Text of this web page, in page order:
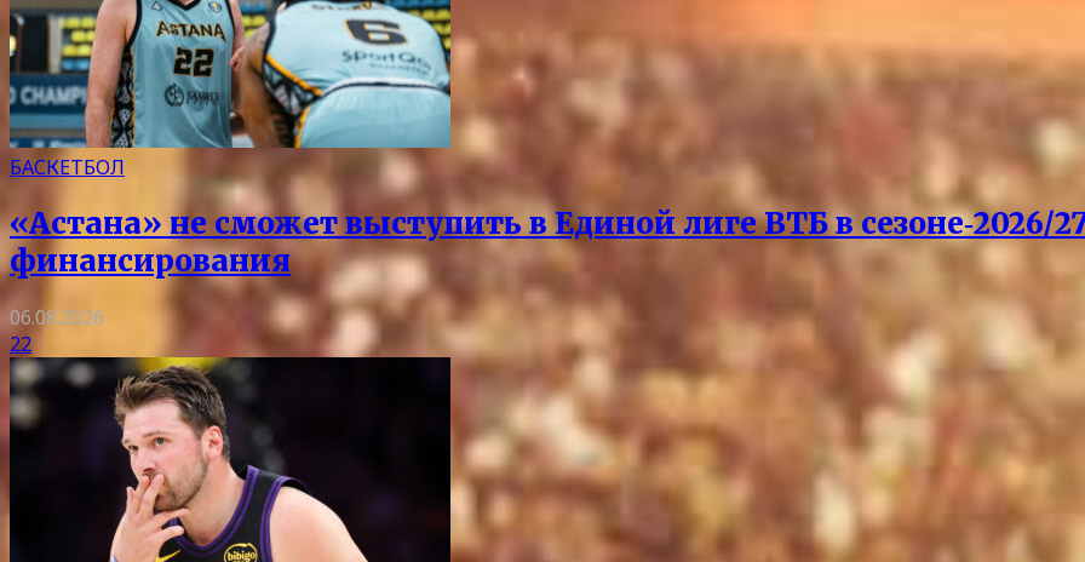
БАСКЕТБОЛ
«Астана» не сможет выступить в Единой лиге ВТБ в сезоне‑2026/
финансирования
06.08.2026
22